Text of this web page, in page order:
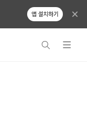
앱 설치하기